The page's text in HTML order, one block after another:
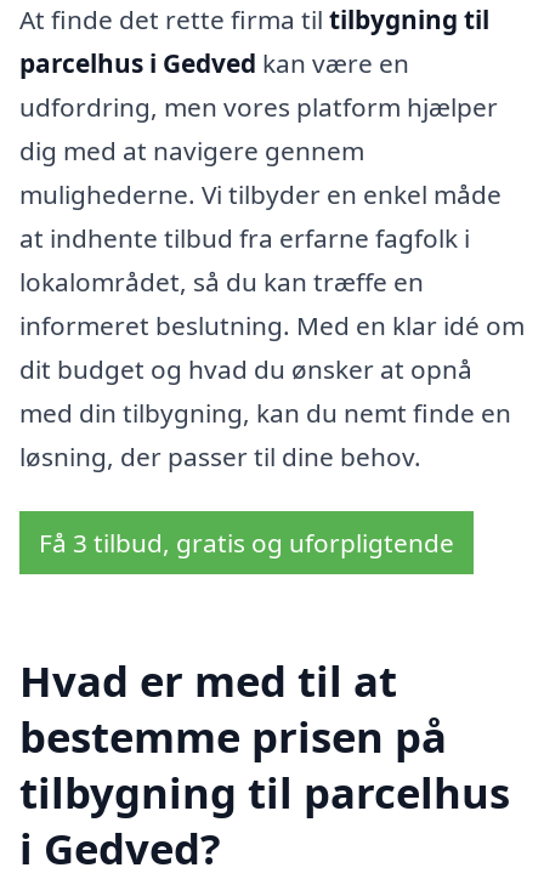
At finde det rette firma til tilbygning til
parcelhus i Gedved kan være en
udfordring, men vores platform hjælper
dig med at navigere gennem
mulighederne. Vi tilbyder en enkel måde
at indhente tilbud fra erfarne fagfolk i
lokalområdet, så du kan træffe en
informeret beslutning. Med en klar idé om
dit budget og hvad du ønsker at opnå
med din tilbygning, kan du nemt finde en
løsning, der passer til dine behov.
Få 3 tilbud, gratis og uforpligtende
Hvad er med til at
bestemme prisen på
tilbygning til parcelhus
i Gedved?